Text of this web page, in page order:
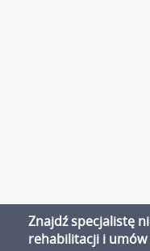
Znajdź specjalistę
rehabilitacji i umów